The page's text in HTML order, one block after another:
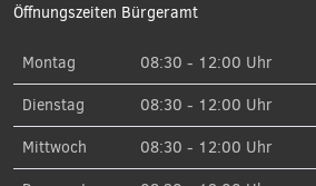
Öffnungszeiten Bürgeramt
Montag 08:30 - 12:00 Uhr
Dienstag
08:30 - 12:00 Uhr
Mittwoch
08:30 - 12:00 Uhr